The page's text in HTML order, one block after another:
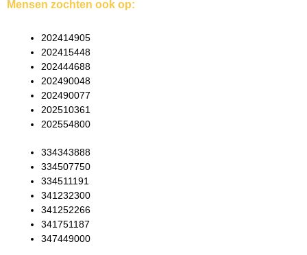
Mensen zochten ook op:
202414905
202415448
202444688
202490048
202490077
202510361
202554800
334343888
334507750
334511191
341232300
341252266
341751187
347449000